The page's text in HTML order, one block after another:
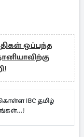
ஒப்பந்த
IBC தமிழ்